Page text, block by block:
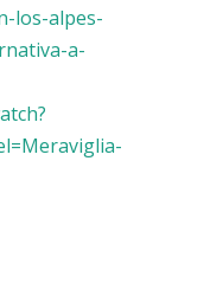
los-alpes-
a-